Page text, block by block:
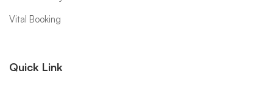
Vital Booking
Quick Link